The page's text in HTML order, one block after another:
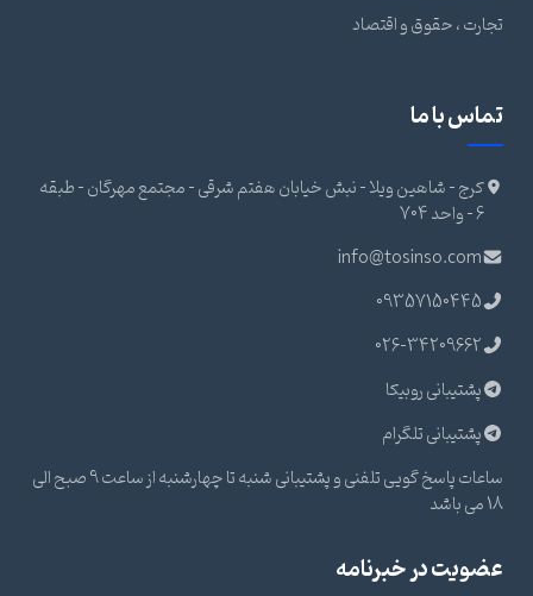
تجارت ، حقوق و اقتصاد
تماس با ما
کرج - شاهین ویلا - نبش خیابان هفتم شرقی - مجتمع مهرگان - طبقه
6 - واحد 704
info@tosinso.com
09357150445
026-34209662
پشتیبانی روبیکا
پشتیبانی تلگرام
ساعات پاسخ گویی تلفنی و پشتیبانی شنبه تا چهارشنبه از ساعت 9 صبح الی
18 می باشد
عضویت در خبرنامه